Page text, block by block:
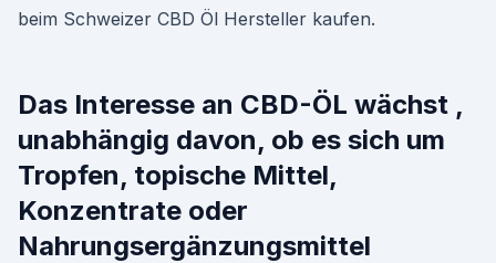
beim Schweizer CBD Öl Hersteller kaufen.
Das Interesse an CBD-ÖL wächst ,
unabhängig davon, ob es sich um
Tropfen, topische Mittel,
Konzentrate oder
Nahrungsergänzungsmittel